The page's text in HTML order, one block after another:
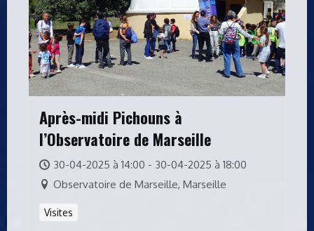
Après-midi Pichouns à
l’Observatoire de Marseille
30-04-2025 à 14:00 - 30-04-2025 à 18:00
Observatoire de Marseille, Marseille
Visites